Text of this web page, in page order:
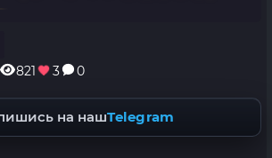
821 3 0
на нашTelegram